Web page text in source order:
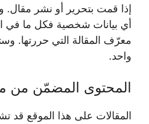
إذا قمت بتحرير أو نشر مقال.
أي بيانات شخصية فكل ما في
معرّف المقالة التي حررتها.
واحد.
المحتوى المضمّن من
المقالات على هذا الموقع قد